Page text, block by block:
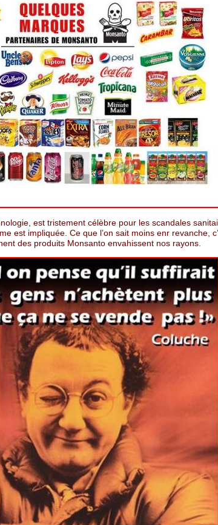
est tristement célèbre pour les scandales
est impliquée. Ce que l’on sait moins enr revanche,
des produits Monsanto envahissent nos rayons.